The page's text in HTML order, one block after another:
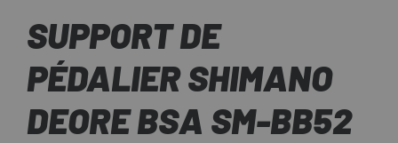
SUPPORT DE
PÉDALIER SHIMANO
DEORE BSA SM-BB52